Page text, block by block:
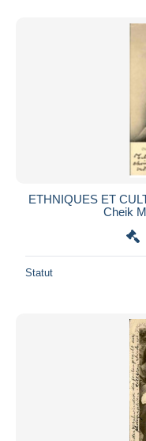
ETHNIQUES ET
Cheik
Statut